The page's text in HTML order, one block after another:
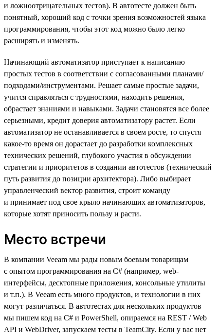
и ложноотрицательных тестов). В автотесте должен быть
понятный, хороший код с точки зрения возможностей языка
программирования, чтобы этот код можно было легко
расширять и изменять.
Начинающий автоматизатор приступает к написанию
простых тестов в соответствии с согласованными планами/
подходами/инструментами. Решает самые простые задачи,
учится справляться с трудностями, находить решения,
обрастает знаниями и навыками. Задачи становятся все более
серьезными, кредит доверия автоматизатору растет. Если
автоматизатор не останавливается в своем росте, то спустя
какое-то время он дорастает до разработки комплексных
технических решений, глубокого участия в обсуждении
стратегии и приоритетов в создании автотестов (технический
путь развития до позиции архитектора). Либо выбирает
управленческий вектор развития, строит команду
и принимает под свое крыло начинающих автоматизаторов,
которые хотят приносить пользу и расти.
Место встречи
В компании Veeam мы рады новым боевым товарищам
с опытом программирования на C# (например, web-
интерфейсы, десктопные приложения, консольные утилиты
и т.п.). В Veeam есть много продуктов, и технологии в них
могут различаться. В автотестах для нескольких продуктов
мы пишем код на C# и PowerShell, опираемся на REST / Web
API и WebDriver, запускаем тесты в TeamCity. Если у вас нет